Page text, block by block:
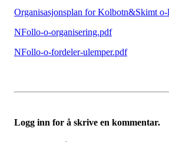
Organisasjonsplan for Kolbotn&Skimt
NFollo-o-organisering.pdf
NFollo-o-fordeler-ulemper.pdf
Logg inn for å skrive en kommentar.